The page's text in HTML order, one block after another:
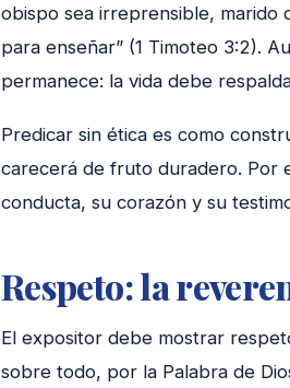
obispo sea irreprensible, marido
para enseñar” (1 Timoteo 3:2).
permanece: la vida debe
Predicar sin ética es como
carecerá de fruto duradero. Por
conducta, su corazón y su
Respeto: la
El expositor debe mostrar
sobre todo, por la Palabra de